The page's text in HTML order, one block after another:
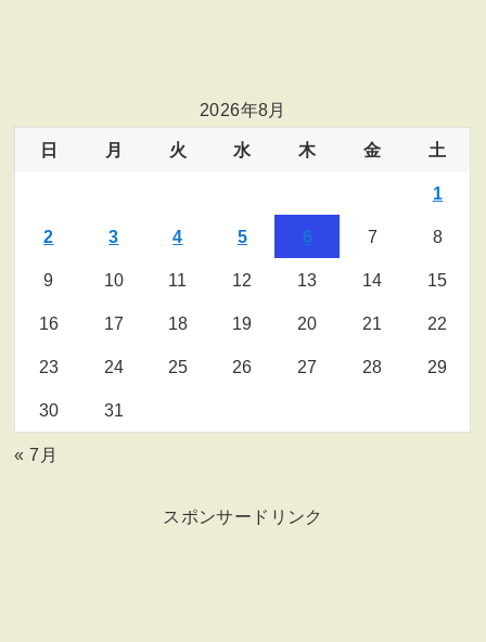
2026年8月
日 月 火 水 木 金 土
1
2 3 4 5 6 7 8
9 10 11 12 13 14 15
16 17 18 19 20 21 22
23 24 25 26 27 28 29
30 31
« 7月
スポンサードリンク